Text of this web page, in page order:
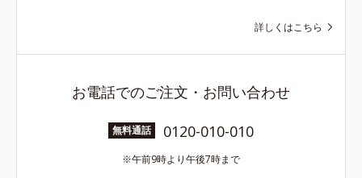
詳しくはこちら
お電話でのご注文・お問い合わせ
無料通話 0120-010-010
午前9時より午後7時まで